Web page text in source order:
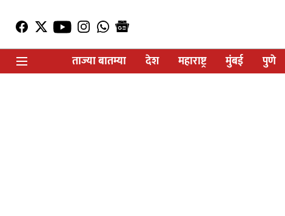
ताज्या बातम्या
देश महाराष्ट्र मुंबई पुणे